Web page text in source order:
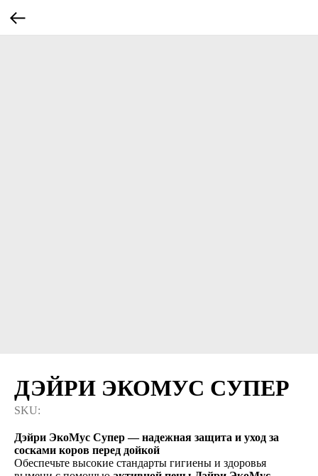
ДЭЙРИ ЭКОМУС СУПЕР
SKU:
Дэйри ЭкоМус Супер — надежная защита и уход за
сосками коров перед дойкой
Обеспечьте высокие стандарты гигиены и здоровья